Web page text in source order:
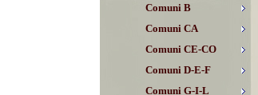
Comuni B
Comuni CA
Comuni CE-CO
Comuni D-E-F
Comuni G-I-L